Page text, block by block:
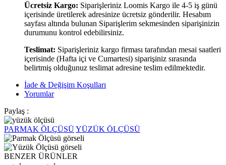
Ücretsiz Kargo: Siparişleriniz Loomis Kargo ile 4-5 iş günü
içerisinde üretilerek adresinize ücretsiz gönderilir. Hesabım
sayfası altında bulunan Siparişlerim sekmesinden siparişinizin
durumunu kontrol edebilirsiniz.
Teslimat: Siparişleriniz kargo firması tarafından mesai saatleri
içerisinde (Hafta içi ve Cumartesi) siparişiniz sırasında
belirtmiş olduğunuz teslimat adresine teslim edilmektedir.
İade & Değişim Koşulları
Yorumlar
Paylaş :
PARMAK ÖLÇÜSÜYÜZÜK ÖLÇÜSÜ
BENZER ÜRÜNLER